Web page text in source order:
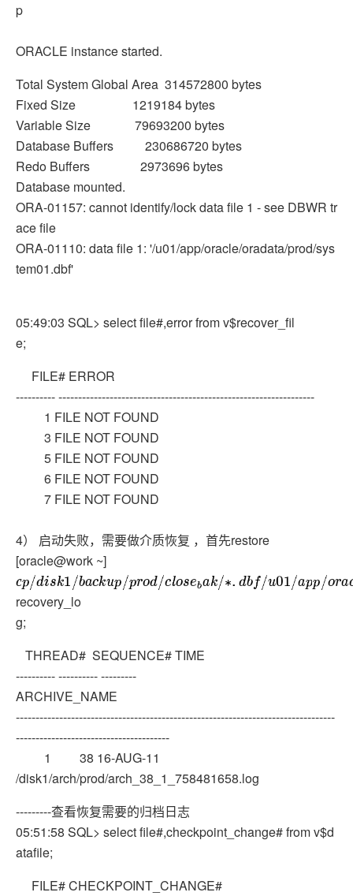
p
ORACLE instance started.
Total System Global Area 314572800 bytes
Fixed Size 1219184 bytes
Variable Size 79693200 bytes
Database Buffers 230686720 bytes
Redo Buffers 2973696 bytes
Database mounted.
ORA-01157: cannot identify/lock data file 1 - see DBWR tr
ace file
ORA-01110: data file 1: '/u01/app/oracle/oradata/prod/sys
tem01.dbf'
05:49:03 SQL> select file#,error from v$recover_fil
e;
FILE# ERROR
---------- -----------------------------------------------------------------
1 FILE NOT FOUND
3 FILE NOT FOUND
5 FILE NOT FOUND
6 FILE NOT FOUND
7 FILE NOT FOUND
4） 启动失败，需要做介质恢复 ，首先restore
[oracle@work ~]
cp/disk1/backup/prod/closebak/∗.dbf/u01/app/oracle/oradata/
recovery_lo
g;
THREAD# SEQUENCE# TIME
---------- ---------- ---------
ARCHIVE_NAME
---------------------------------------------------------------------------------
---------------------------------------
1 38 16-AUG-11
/disk1/arch/prod/arch_38_1_758481658.log
---------查看恢复需要的归档日志
05:51:58 SQL> select file#,checkpoint_change# from v$d
atafile;
FILE# CHECKPOINT_CHANGE#